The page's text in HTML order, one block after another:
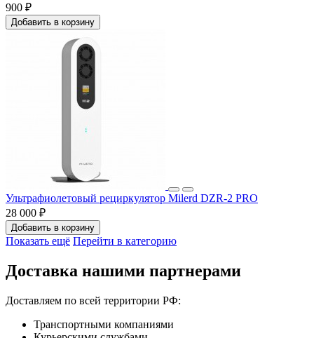
900 ₽
Добавить в корзину
Ультрафиолетовый рециркулятор Milerd DZR-2 PRO
28 000 ₽
Добавить в корзину
Показать ещё Перейти в категорию
Доставка нашими партнерами
Доставляем по всей территории РФ:
Транспортными компаниями